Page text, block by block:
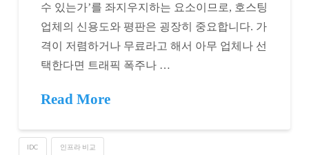
수 있는가’를 좌지우지하는 요소이므로, 호스팅
업체의 신용도와 평판은 굉장히 중요합니다. 가
격이 저렴하거나 무료라고 해서 아무 업체나 선
택한다면 트래픽 폭주나 …
Read More
IDC 인프라 비교